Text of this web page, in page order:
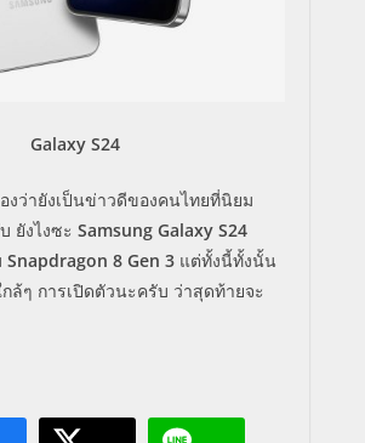
Galaxy S24
งว่ายังเป็นข่าวดีของคนไทยที่นิยม
ยังไงซะ Samsung Galaxy S24
Snapdragon 8 Gen 3 แต่ทั้งนี้ทั้งนั้น
ล้ๆ การเปิดตัวนะครับ ว่าสุดท้ายจะ